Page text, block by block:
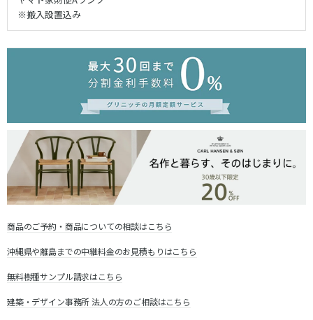
※搬入設置込み
商品のご予約・商品についての相談はこちら
沖縄県や離島までの中継料金のお見積もりはこちら
無料樹種サンプル請求はこちら
建築・デザイン事務所 法人の方のご相談はこちら